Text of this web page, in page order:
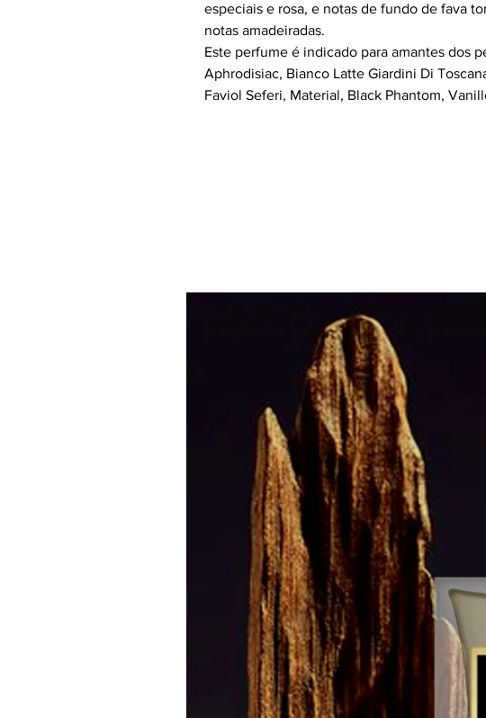
especiais e rosa, e notas de fundo de fava
notas amadeiradas.
Este perfume é indicado para amantes dos
Aphrodisiac, Bianco Latte Giardini Di
Faviol Seferi, Material, Black Phantom,